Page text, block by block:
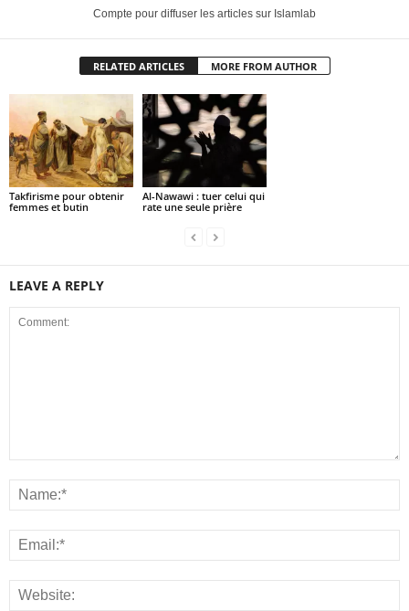
Compte pour diffuser les articles sur Islamlab
RELATED ARTICLES MORE FROM AUTHOR
Takfirisme pour obtenir
femmes et butin
Al-Nawawi : tuer celui qui
rate une seule prière
LEAVE A REPLY